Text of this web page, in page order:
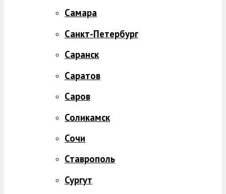
Самара
Санкт-Петербург
Саранск
Саратов
Саров
Соликамск
Сочи
Ставрополь
Сургут